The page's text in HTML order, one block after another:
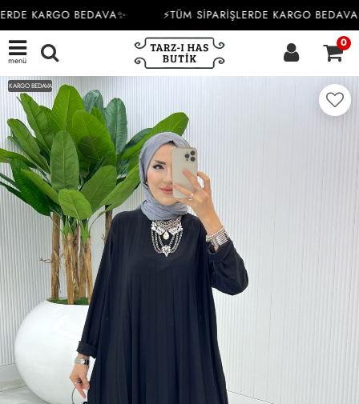
KARGO BEDAVA✨ ⚡TÜM SİPARİŞLERDE KARGO
menü
0
KARGO BEDAVA